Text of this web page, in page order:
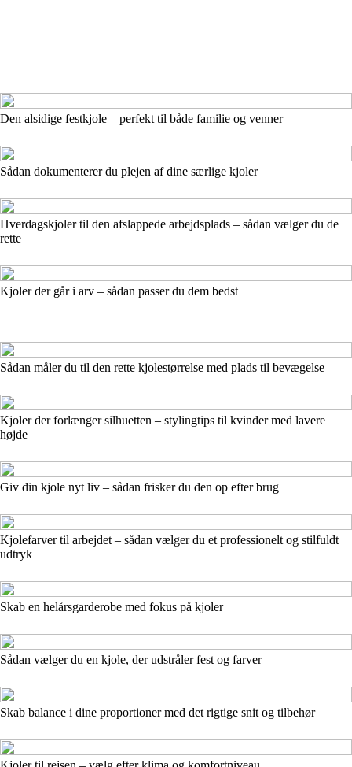
Den alsidige festkjole – perfekt til både familie og venner
Sådan dokumenterer du plejen af dine særlige kjoler
Hverdagskjoler til den afslappede arbejdsplads – sådan vælger du de
rette
Kjoler der går i arv – sådan passer du dem bedst
Sådan måler du til den rette kjolestørrelse med plads til bevægelse
Kjoler der forlænger silhuetten – stylingtips til kvinder med lavere
højde
Giv din kjole nyt liv – sådan frisker du den op efter brug
Kjolefarver til arbejdet – sådan vælger du et professionelt og stilfuldt
udtryk
Skab en helårsgarderobe med fokus på kjoler
Sådan vælger du en kjole, der udstråler fest og farver
Skab balance i dine proportioner med det rigtige snit og tilbehør